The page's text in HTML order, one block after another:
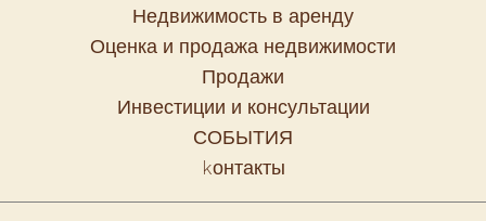
Недвижимость в аренду
Оценка и продажа недвижимости
Продажи
Инвестиции и консультации
СОБЫТИЯ
kонтакты